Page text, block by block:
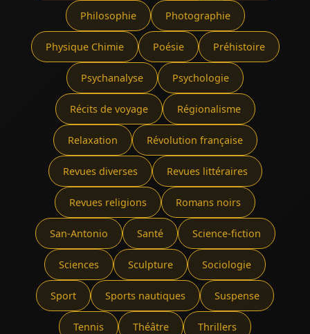
Philosophie Photographie
Physique Chimie Poésie Préhistoire
Psychanalyse Psychologie
Récits de voyage Régionalisme
Relaxation Révolution française
Revues diverses Revues littéraires
Revues religions Romans noirs
San-Antonio Santé Science-fiction
Sciences Sculpture Sociologie
Sport Sports nautiques Suspense
Tennis Théâtre Thrillers